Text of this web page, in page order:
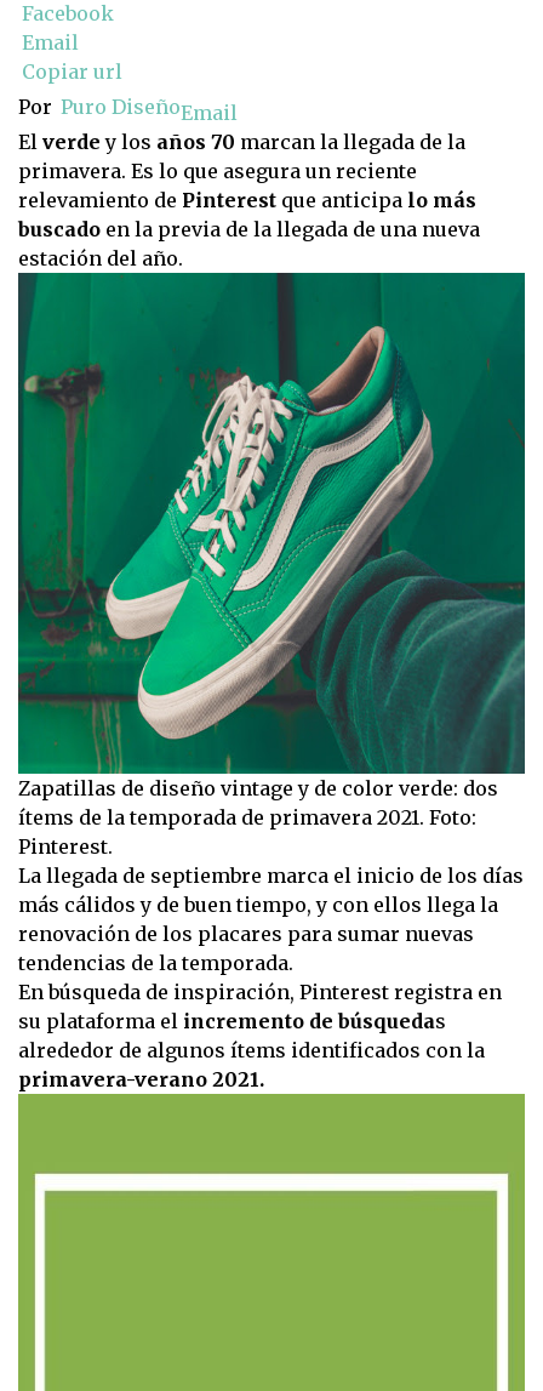
Facebook
Email
Copiar url
Por Puro DiseñoEmail
El verdey los años 70 marcan la llegada de la
primavera. Es lo que asegura un reciente
relevamiento de Pinterest que anticipa lo más
buscado en la previa de la llegada de una nueva
estación del año.
Zapatillas de diseño vintage y de color verde: dos
ítems de la temporada de primavera 2021. Foto:
Pinterest.
La llegada de septiembre marca el inicio de los días
más cálidos y de buen tiempo, y con ellos llega la
renovación de los placares para sumar nuevas
tendencias de la temporada.
En búsqueda de inspiración, Pinterest registra en
su plataforma el incremento de búsquedas
alrededor de algunos ítems identificados con la
primavera-verano 2021.